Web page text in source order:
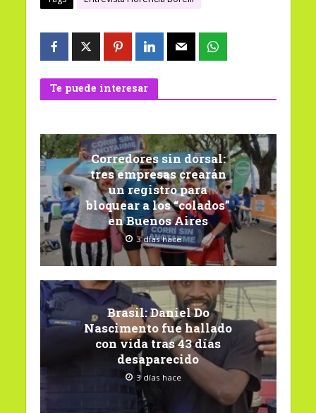
Te puede interesar
Corredores sin dorsal:
tres empresas crearán
un registro para
bloquear a los “colados”
en Buenos Aires
3 días hace
Brasil: Daniel Do
Nascimento fue hallado
con vida tras 43 días
desaparecido
3 días hace